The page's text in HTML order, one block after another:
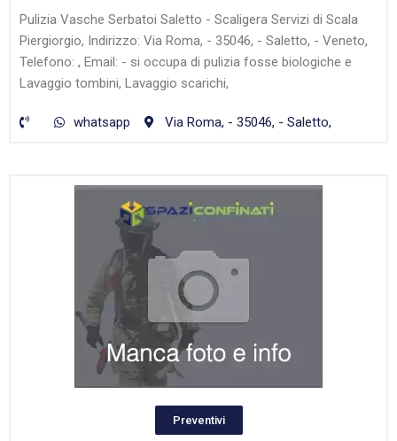
Pulizia Vasche Serbatoi Saletto - Scaligera Servizi di Scala
Piergiorgio, Indirizzo: Via Roma, - 35046, - Saletto, - Veneto,
Telefono: , Email: - si occupa di pulizia fosse biologiche e
Lavaggio tombini, Lavaggio scarichi,
whatsapp Via Roma, - 35046, - Saletto,
Preventivi